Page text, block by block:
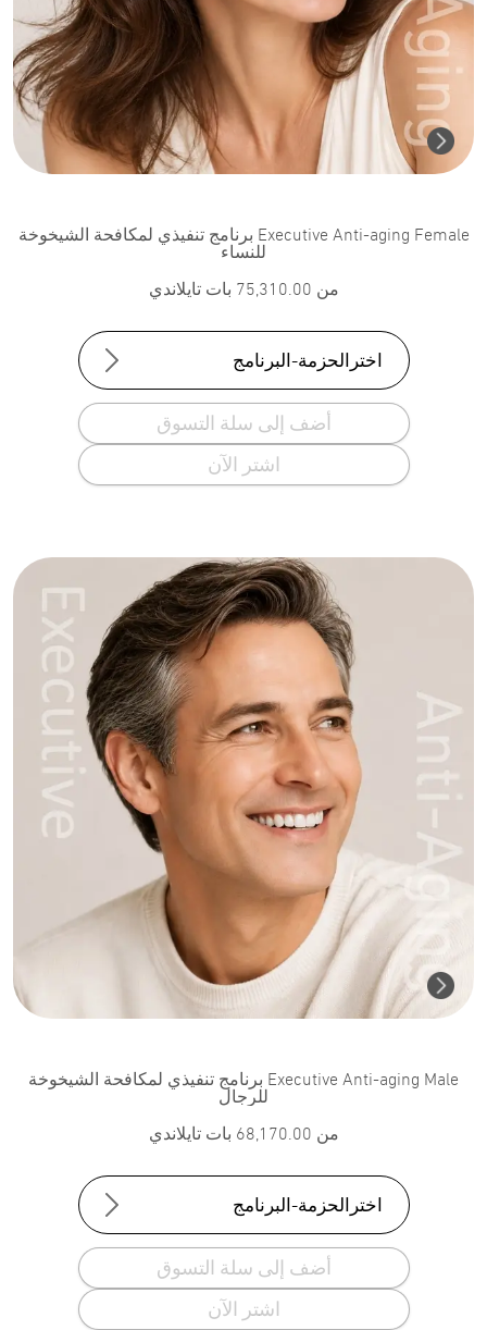
Executive Anti-aging Female برنامج تنفيذي لمكافحة الشيخوخة
للنساء
من 75,310.00 بات تايلاندي
اخترالحزمة-البرنامج
أضف إلى سلة التسوق
اشتر الآن
Executive Anti-aging Male برنامج تنفيذي لمكافحة الشيخوخة
للرجال
من 68,170.00 بات تايلاندي
اخترالحزمة-البرنامج
أضف إلى سلة التسوق
اشتر الآن